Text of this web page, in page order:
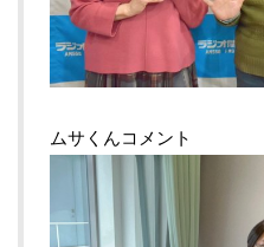
ムサくんコメント